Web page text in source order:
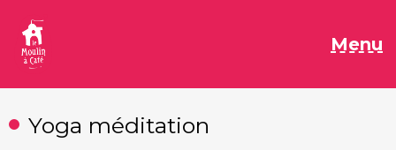
contenu
Menu
Yoga méditation